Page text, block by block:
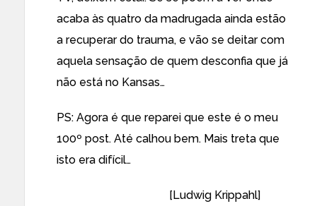
acaba às quatro da madrugada ainda estão
a recuperar do trauma, e vão se deitar com
aquela sensação de quem desconfia que já
não está no Kansas…
PS: Agora é que reparei que este é o meu
100º post. Até calhou bem. Mais treta que
isto era difícil…
[Ludwig Krippahl]